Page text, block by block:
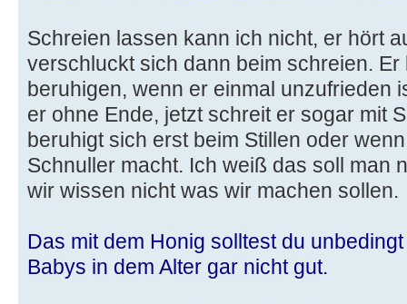
Schreien lassen kann ich nicht, er hört
verschluckt sich dann beim schreien.
beruhigen, wenn er einmal unzufrieden
er ohne Ende, jetzt schreit er sogar mit
beruhigt sich erst beim Stillen oder
Schnuller macht. Ich weiß das soll man
wir wissen nicht was wir machen sollen.
Das mit dem Honig solltest du
Babys in dem Alter gar nicht gut.